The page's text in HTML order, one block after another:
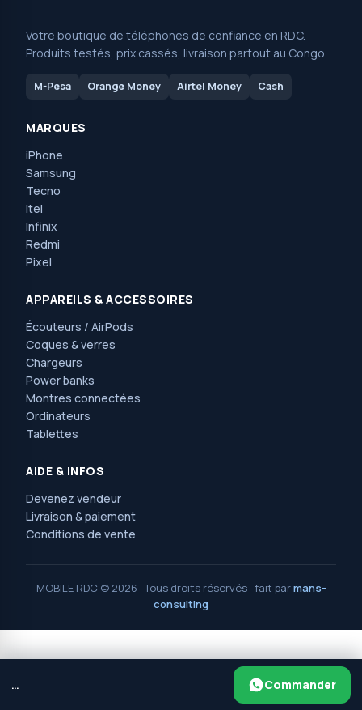
… Commander
Votre boutique de téléphones de confiance en RDC.
Produits testés, prix cassés, livraison partout au Congo.
M-Pesa Orange Money Airtel Money Cash
MARQUES
iPhone
Samsung
Tecno
Itel
Infinix
Redmi
Pixel
APPAREILS & ACCESSOIRES
Écouteurs / AirPods
Coques & verres
Chargeurs
Power banks
Montres connectées
Ordinateurs
Tablettes
AIDE & INFOS
Devenez vendeur
Livraison & paiement
Conditions de vente
MOBILE RDC © 2026 · Tous droits réservés · fait parmans-
consulting
MOBILE RDC 2025 PARMANS CONSULTING.
Avenue Nguma, 77, ma campagne, jolie parc,
ngaliema/kinshasa. Réf : l'église saint Luc et l'arrêt érosion.